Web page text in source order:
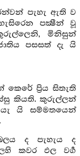
පැහැ ඇති ව
පක්‍ෂීන් වූ
මිනිසුන්
පසසත් දැ යි
කෙරේ ප්‍රිය සිතැති
කියති. කුරුල්ලන්
යි සම්මතයෙන්
ද පැහැය ද
කවර ඵල වර්‍ග